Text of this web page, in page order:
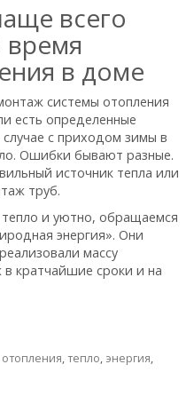
всего
время
в доме
системы отопления
есть определенные
с приходом зимы в
Ошибки бывают разные.
источник тепла или
труб.
и уютно, обращаемся
энергия». Они
массу
кратчайшие сроки и на
отопления,тепло, энергия,